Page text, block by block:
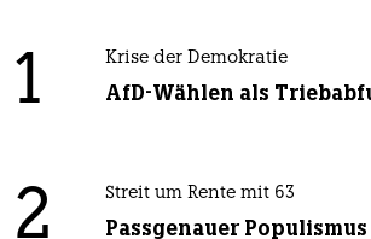
1 Krise der Demokratie
AfD-Wählen als
2 Streit um Rente mit 63
Passgenauer Populismus